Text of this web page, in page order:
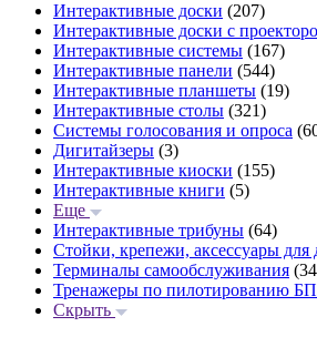
Интерактивные доски (207)
Интерактивные доски с
Интерактивные системы (167)
Интерактивные панели (544)
Интерактивные планшеты (19)
Интерактивные столы (321)
Системы голосования и опроса
Дигитайзеры (3)
Интерактивные киоски (155)
Интерактивные книги (5)
Еще
Интерактивные трибуны (64)
Стойки, крепежи, аксессуары для
Терминалы самообслуживания
Тренажеры по пилотированию
Скрыть